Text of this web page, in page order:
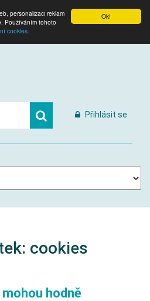
Ok!
personalizaci reklam
Používáním tohoto
cookies.
Přihlásit se
cookies
mohou hodně